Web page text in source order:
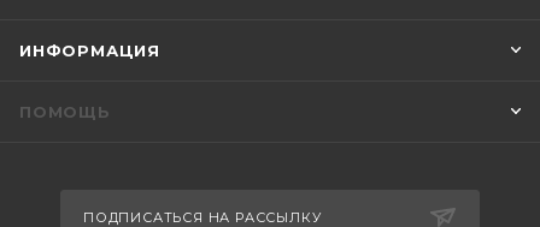
ИНФОРМАЦИЯ
ПОМОЩЬ
ПОДПИСАТЬСЯ НА РАССЫЛКУ